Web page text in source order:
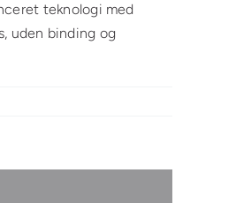
teknologi med
uden binding og